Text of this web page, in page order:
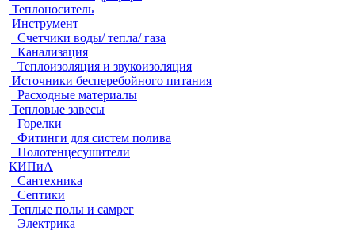
Теплоноситель
Инструмент
Счетчики воды/ тепла/ газа
Канализация
Теплоизоляция и звукоизоляция
Источники бесперебойного питания
Расходные материалы
Тепловые завесы
Горелки
Фитинги для систем полива
Полотенцесушители
КИПиА
Сантехника
Септики
Теплые полы и самрег
Электрика